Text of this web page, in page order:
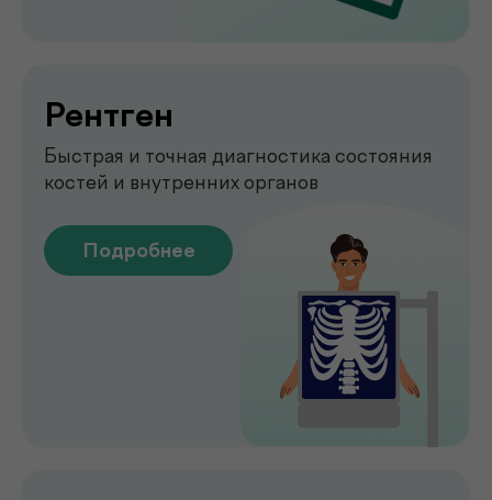
Укрепление мышц тазового
дна без боли и операций
Обследование печени
Подробнее